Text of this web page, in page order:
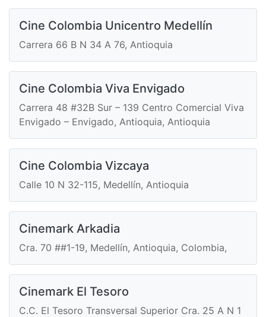
Cine Colombia Unicentro Medellín
Carrera 66 B N 34 A 76, Antioquia
Cine Colombia Viva Envigado
Carrera 48 #32B Sur – 139 Centro Comercial Viva
Envigado – Envigado, Antioquia, Antioquia
Cine Colombia Vizcaya
Calle 10 N 32-115, Medellín, Antioquia
Cinemark Arkadia
Cra. 70 ##1-19, Medellín, Antioquia, Colombia,
Cinemark El Tesoro
C.C. El Tesoro Transversal Superior Cra. 25 A N 1